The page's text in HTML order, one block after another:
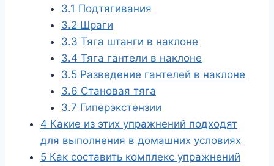
3.1 Подтягивания
3.2 Шраги
3.3 Тяга штанги в наклоне
3.4 Тяга гантели в наклоне
3.5 Разведение гантелей в наклоне
3.6 Становая тяга
3.7 Гиперэкстензии
4 Какие из этих упражнений подходят
для выполнения в домашних условиях
5 Как составить комплекс упражнений